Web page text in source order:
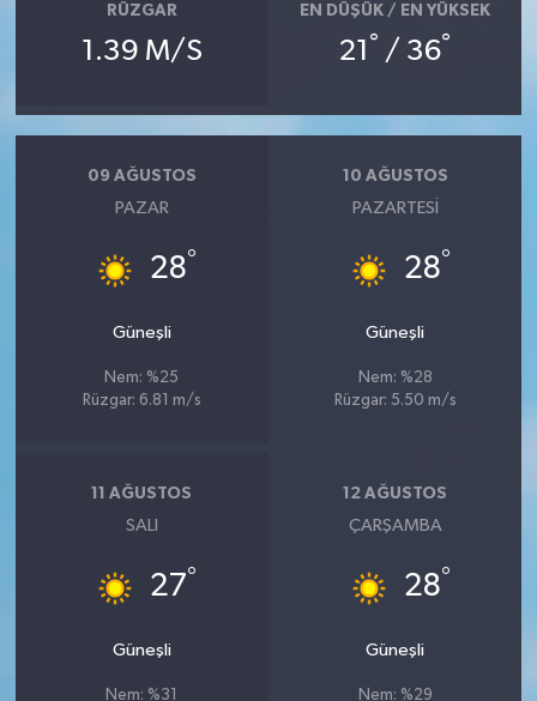
RÜZGAR
1.39 M/S
EN DÜŞÜK / EN YÜKSEK
21 ° / 36°
09 AĞUSTOS
PAZAR
28°
Güneşli
Nem: %25
Rüzgar: 6.81 m/s
10 AĞUSTOS
PAZARTESI
28°
Güneşli
Nem: %28
Rüzgar: 5.50 m/s
11 AĞUSTOS
SALI
27°
Güneşli
Nem: %31
12 AĞUSTOS
ÇARŞAMBA
28°
Güneşli
Nem: %29